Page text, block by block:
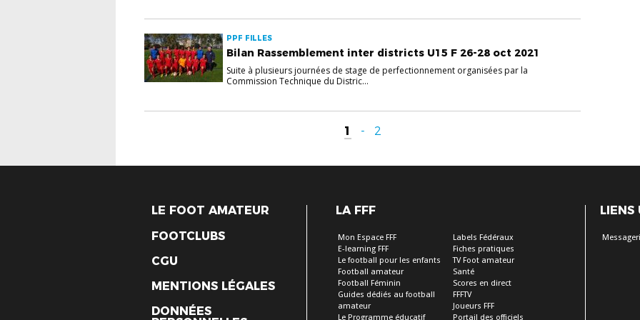
PPF FILLES
Bilan Rassemblement inter districts U15 F 26-28 oct 2021
Suite à plusieurs journées de stage de perfectionnement organisées par la
Commission Technique du Distric...
1 - 2
LE FOOT AMATEUR
FOOTCLUBS
CGU
MENTIONS LÉGALES
DONNÉES
LA FFF
Mon Espace FFF
E-learning FFF
Le football pour les enfants
Football amateur
Football Féminin
Guides dédiés au football
amateur
Le Programme éducatif
Labels Fédéraux
Fiches pratiques
TV Foot amateur
Santé
Scores en direct
FFFTV
Joueurs FFF
Portail des officiels
LIENS